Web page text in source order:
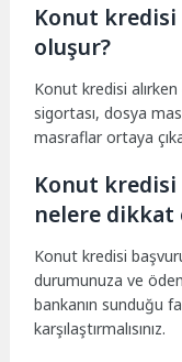
Konut
oluşur?
Konut kredisi
sigortası, dosya
masraflar ortaya
Konut
nelere
Konut kredisi
durumunuza ve
bankanın sunduğu
karşılaştırmalısınız.